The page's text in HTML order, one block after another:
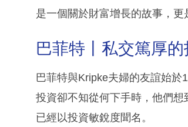
是一個關於財富增長的故事，更
巴菲特丨私交篤厚
巴菲特與Kripke夫婦的友誼始
投資卻不知從何下手時，他們
已經以投資敏銳度聞名。